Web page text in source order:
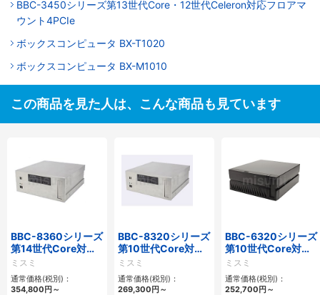
BBC-3450シリーズ第13世代Core・12世代Celeron対応フロアマ
ウント4PCIe
ボックスコンピュータ BX-T1020
ボックスコンピュータ BX-M1010
この商品を見た人は、こんな商品も見ています
BBC-8360シリーズ
第14世代Core対応
フロアマウント
2PCIe
ミスミ
通常価格(税別)：
354,800円～
BBC-8320シリーズ
第10世代Core対応
小型フロアマウント
FAPC 2PCI・2PCIe
ミスミ
通常価格(税別)：
269,300円～
BBC-6320シリーズ
第10世代Core対応
小型フロアマウント
FAPC 2PCI・2PCIe
ミスミ
通常価格(税別)：
252,700円～